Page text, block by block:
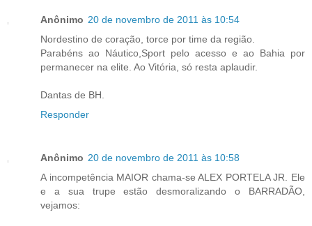
Anônimo 20 de novembro de 2011 às 10:54
Nordestino de coração, torce por time da região.
Parabéns ao Náutico,Sport pelo acesso e ao Bahia por
permanecer na elite. Ao Vitória, só resta aplaudir.
Dantas de BH.
Responder
Anônimo 20 de novembro de 2011 às 10:58
A incompetência MAIOR chama-se ALEX PORTELA JR. Ele
e a sua trupe estão desmoralizando o BARRADÃO,
vejamos: